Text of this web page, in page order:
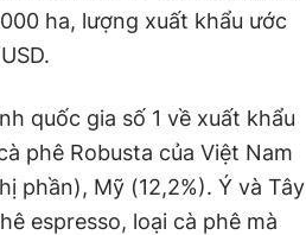
ha, lượng xuất khẩu ước
quốc gia số 1 về xuất khẩu
phê Robusta của Việt Nam
phần), Mỹ (12,2%). Ý và Tây
espresso, loại cà phê mà